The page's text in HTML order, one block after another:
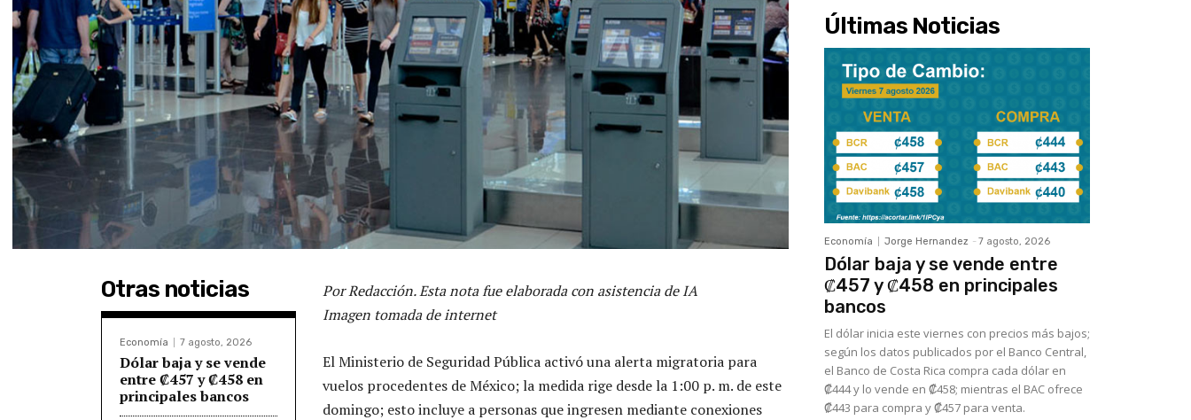
Otras noticias
Economía 7 agosto, 2026
Dólar baja y se vende
entre ₡457 y ₡458 en
principales bancos
Por Redacción. Esta nota fue elaborada con asistencia de IA
Imagen tomada de internet
El Ministerio de Seguridad Pública activó una alerta migratoria para
vuelos procedentes de México; la medida rige desde la 1:00 p. m. de este
domingo; esto incluye a personas que ingresen mediante conexiones
Últimas Noticias
Economía Jorge Hernandez - 7 agosto, 2026
Dólar baja y se vende entre
₡457 y ₡458 en principales
bancos
El dólar inicia este viernes con precios más bajos;
según los datos publicados por el Banco Central,
el Banco de Costa Rica compra cada dólar en
₡444 y lo vende en ₡458; mientras el BAC ofrece
₡443 para compra y ₡457 para venta.